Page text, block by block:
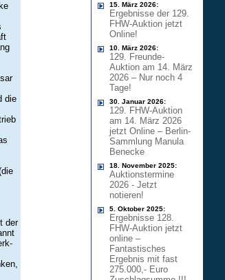
die
der
15. März 2026:
Ergebnisse der 129.
FHW-Auktion jetzt
Online!
10. März 2026:
129. Freunde-
Auktion am 14. März
2026 – Nur noch 4
Tage!
30. Januar 2026:
129. FHW-Auktion
am 14. März 2026
jetzt Online – Berlin-
Sammlung Manula
Benecke
18. November 2025:
Auktionstermine
2026 - Jetzt
notieren!
5. Oktober 2025:
Ergebnisse 128.
FHW-Auktion jetzt
online –
Fantastisches
Ergebnis mit fast
275.000,- Euro